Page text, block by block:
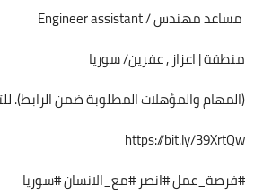
مساعد مهندس / Engineer assistant
منطقة | اعزاز , عفرين/ سوريا
(المهام والمؤهلات المطلوبة ضمن الرابط).
https://bit.ly/39XrtQw
#فرصة_عمل #انصر #مع_الانسان #سوريا